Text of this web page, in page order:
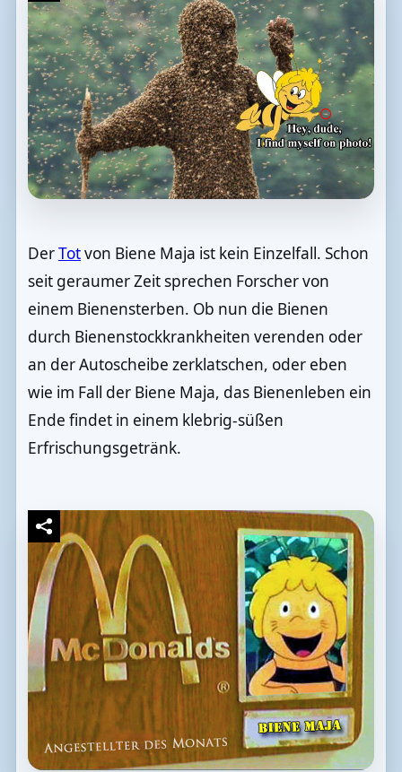
DerTotvon Biene Maja ist kein Einzelfall. Schon
seit geraumer Zeit sprechen Forscher von
einem Bienensterben. Ob nun die Bienen
durch Bienenstockkrankheiten verenden oder
an der Autoscheibe zerklatschen, oder eben
wie im Fall der Biene Maja, das Bienenleben ein
Ende findet in einem klebrig-süßen
Erfrischungsgetränk.